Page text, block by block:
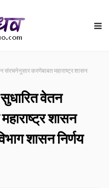
संरचनेनुसार करणेबाबत महाराष्ट्र शासन
वेतन
शासन
शासन निर्णय